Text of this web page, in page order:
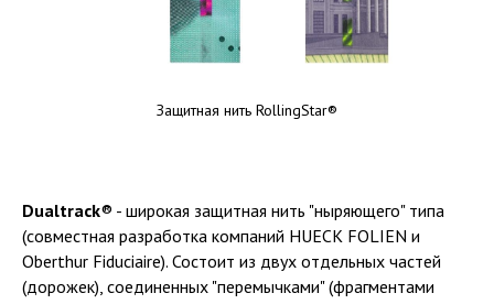
Защитная нить RollingStar®
Dualtrack® - широкая защитная нить "ныряющего" типа
(совместная разработка компаний HUECK FOLIEN и
Oberthur Fiduciaire). Состоит из двух отдельных частей
(дорожек), соединенных "перемычками" (фрагментами